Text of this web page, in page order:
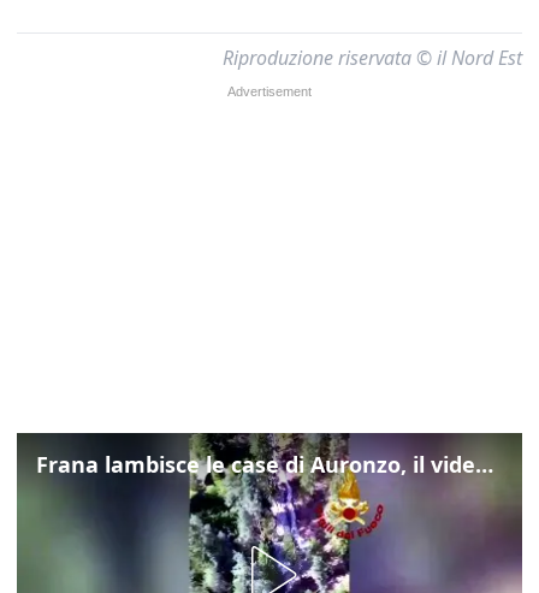
Riproduzione riservata © il Nord Est
Frana lambisce le case di Auronzo, il video dall'elicottero dei vigili del fuoco